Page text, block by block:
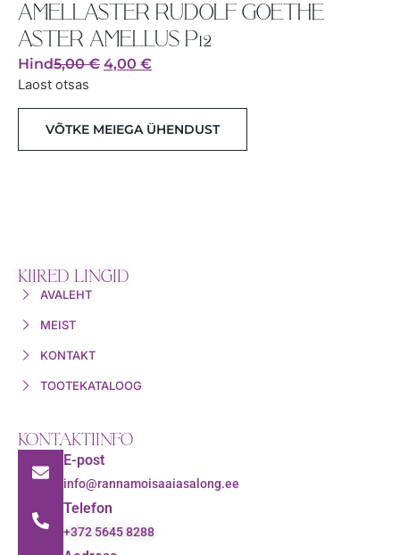
AMELLASTER RUDOLF GOETHE
ASTER AMELLUS P12
Hind5,00€ 4,00 €
Laost otsas
VÕTKE MEIEGA ÜHENDUST
KIIRED LINGID
AVALEHT
MEIST
KONTAKT
TOOTEKATALOOG
KONTAKTIINFO
E-post
info@rannamoisaaiasalong.ee
Telefon
+372 5645 8288